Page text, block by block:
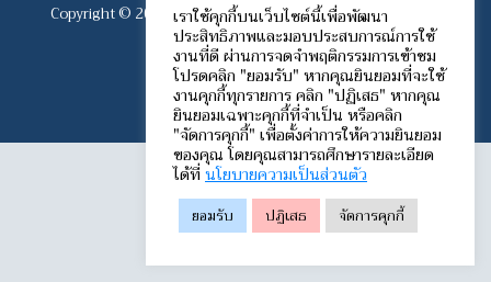
Copyright © 2012-2024 Speech Communication Network.
All rights reserved.
เราใช้คุกกี้บนเว็บไซต์นี้เพื่อพัฒนา
ประสิทธิภาพและมอบประสบการณ์การใช้
งานที่ดี ผ่านการจดจำพฤติกรรมการเข้าชม
โปรดคลิก "ยอมรับ" หากคุณยินยอมที่จะใช้
งานคุกกี้ทุกรายการ คลิก "ปฏิเสธ" หากคุณ
ยินยอมเฉพาะคุกกี้ที่จำเป็น หรือคลิก
"จัดการคุกกี้" เพื่อตั้งค่าการให้ความยินยอม
ของคุณ โดยคุณสามารถศึกษารายละเอียด
ได้ที่นโยบายความเป็นส่วนตัว
ยอมรับ ปฏิเสธ จัดการคุกกี้